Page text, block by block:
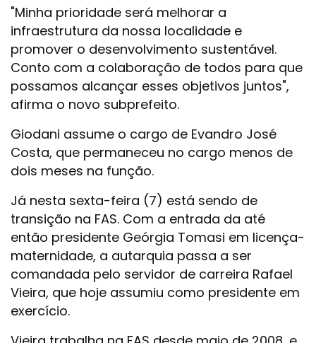
"Minha prioridade será melhorar a
infraestrutura da nossa localidade e
promover o desenvolvimento sustentável.
Conto com a colaboração de todos para que
possamos alcançar esses objetivos juntos",
afirma o novo subprefeito.
Giodani assume o cargo de Evandro José
Costa, que permaneceu no cargo menos de
dois meses na função.
Já nesta sexta-feira (7) está sendo de
transição na FAS. Com a entrada da até
então presidente Geórgia Tomasi em licença-
maternidade, a autarquia passa a ser
comandada pelo servidor de carreira Rafael
Vieira, que hoje assumiu como presidente em
exercício.